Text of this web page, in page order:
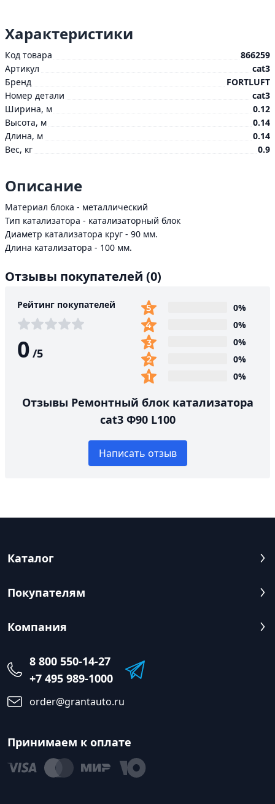
Характеристики
Код товара
866259
Артикул
cat3
Бренд
FORTLUFT
Номер детали
cat3
Ширина, м
0.12
Высота, м
0.14
Длина, м
0.14
Вес, кг
0.9
Описание
Материал блока - металлический
Тип катализатора - катализаторный блок
Диаметр катализатора круг - 90 мм.
Длина катализатора - 100 мм.
Отзывы покупателей (0)
Рейтинг покупателей
0 /5
0%
0%
0%
0%
0%
Отзывы Ремонтный блок катализатора
cat3 Ф90 L100
Написать отзыв
Каталог
Покупателям
Компания
8 800 550-14-27
+7 495 989-1000
order@grantauto.ru
Принимаем к оплате